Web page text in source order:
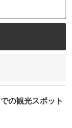
の観光スポット